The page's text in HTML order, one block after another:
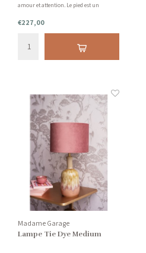
amour et attention. Le pied est un
bordeaux avec une touche de velours.
€227,00
Madame Garage
Lampe Tie Dye Medium